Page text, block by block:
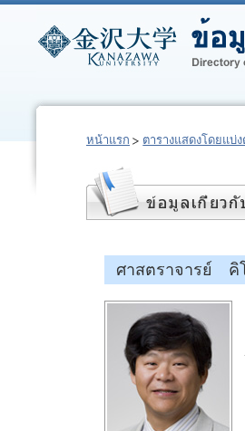
หน้าแรก ตารางแสดงโดยแบ่
ศาสตราจารย์ คิ